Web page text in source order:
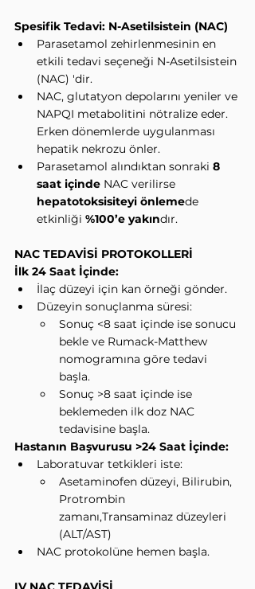
Spesifik Tedavi: N-Asetilsistein (NAC)
Parasetamol zehirlenmesinin en
etkili tedavi seçeneği N-Asetilsistein
(NAC) 'dir.
NAC, glutatyon depolarını yeniler ve
NAPQI metabolitini nötralize eder.
Erken dönemlerde uygulanması
hepatik nekrozu önler.
Parasetamol alındıktan sonraki 8
saat içinde NAC verilirse
hepatotoksisiteyi önlemede
etkinliği %100’e yakındır.
NAC TEDAVİSİ PROTOKOLLERİ
İlk 24 Saat İçinde:
İlaç düzeyi için kan örneği gönder.
Düzeyin sonuçlanma süresi:
Sonuç <8 saat içinde ise sonucu
bekle ve Rumack-Matthew
nomogramına göre tedavi
başla.
Sonuç >8 saat içinde ise
beklemeden ilk doz NAC
tedavisine başla.
Hastanın Başvurusu >24 Saat İçinde:
Laboratuvar tetkikleri iste:
Asetaminofen düzeyi, Bilirubin,
Protrombin
zamanı,Transaminaz düzeyleri
(ALT/AST)
NAC protokolüne hemen başla.